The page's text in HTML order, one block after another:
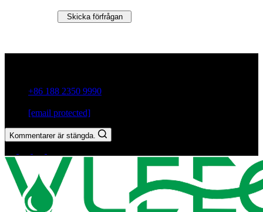
Skicka förfrågan
+86 188 2350 9990
[email protected]
Kommentarer är stängda.